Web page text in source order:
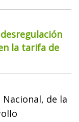
la tarifa de
de la